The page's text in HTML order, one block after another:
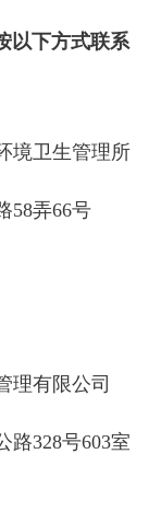
以下方式联系
境卫生管理所
58弄66号
理有限公司
路328号603室